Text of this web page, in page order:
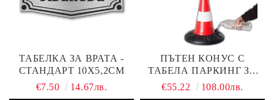
ТАБЕЛКА ЗА ВРАТА -
СТАНДАРТ 10Х5,2СМ
€7.50
14.67лв.
ПЪТЕН КОНУС С
ТАБЕЛА ПАРКИНГ ЗА
КЛИЕНТИ
€55.22 108.00лв.